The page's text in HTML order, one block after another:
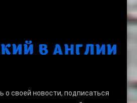
о своей новости, подписаться